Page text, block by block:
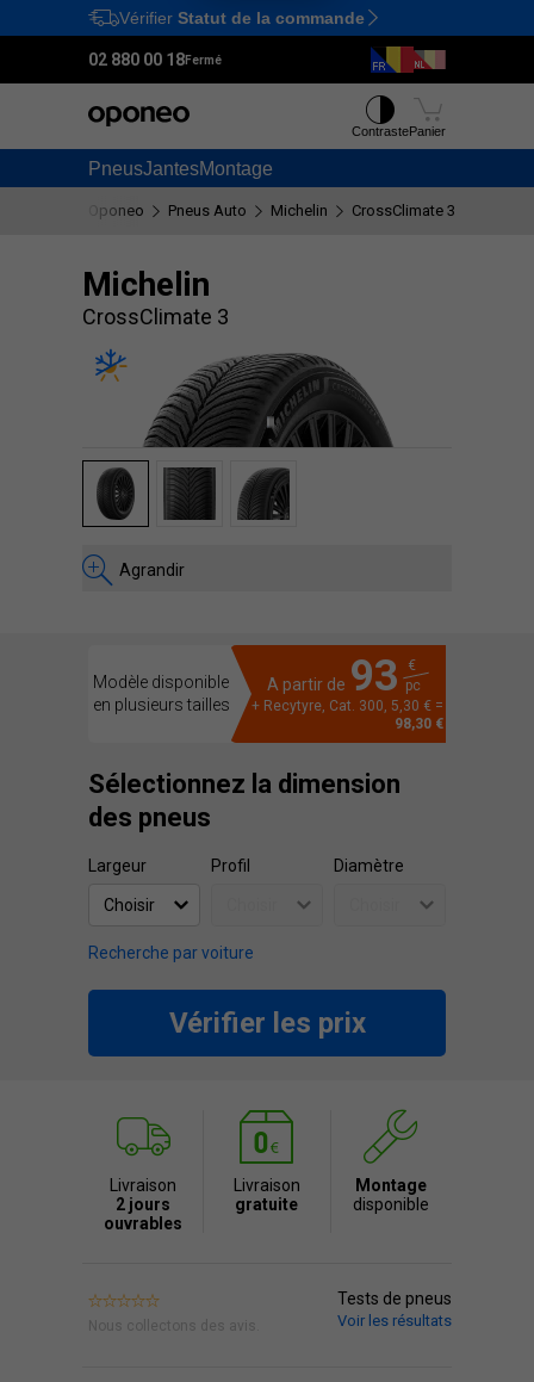
Ctrl M
Vérifier Statut de la commande
02 880 00 18Fermé
PneusJantesMontage
ContrastePanier
Oponeo Pneus Auto Michelin CrossClimate 3
Michelin
CrossClimate 3
Agrandir
Modèle disponible
en plusieurs tailles
A partir de 93
€
pc
+ Recytyre, Cat. 300, 5,30 € =
98,30 €
Sélectionnez la dimension
des pneus
Largeur Profil Diamètre
Recherche par voiture
Vérifier les prix
Livraison
2 jours
ouvrables
Livraison
gratuite
Montage
disponible
Nous collectons des avis.
Tests de pneus
Voir les résultats